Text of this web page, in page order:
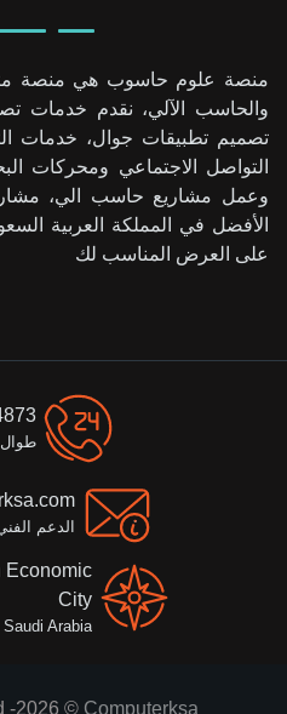
منصة علوم حاسوب هي منصة
والحاسب الآلي، نقدم خدمات
تصميم تطبيقات جوال، خدمات
التواصل الاجتماعي ومحركات
وعمل مشاريع حاسب الي،
الأفضل في المملكة العربية
على العرض المناسب لك
طوال
الدعم
Economic
City
Arabia
-2026 © Computerksa